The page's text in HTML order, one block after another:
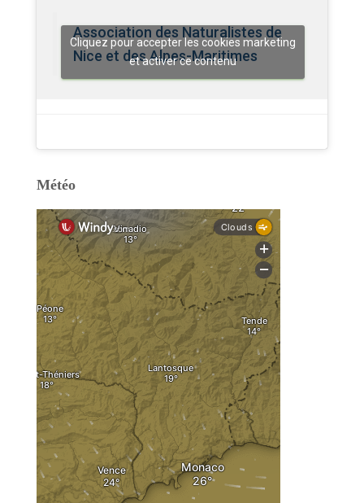
Association des Naturalistes de
Nice et des Alpes-Maritimes
Cliquez pour accepter les cookies marketing
et activer ce contenu
Météo